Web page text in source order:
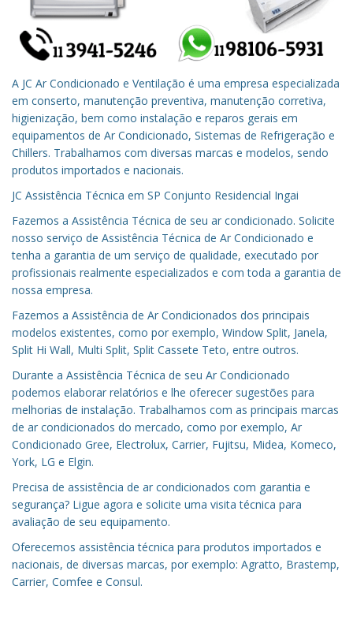
A JC Ar Condicionado e Ventilação é uma empresa especializada
em conserto, manutenção preventiva, manutenção corretiva,
higienização, bem como instalação e reparos gerais em
equipamentos de Ar Condicionado, Sistemas de Refrigeração e
Chillers. Trabalhamos com diversas marcas e modelos, sendo
produtos importados e nacionais.
JC Assistência Técnica em SP Conjunto Residencial Ingai
Fazemos a Assistência Técnica de seu ar condicionado. Solicite
nosso serviço de Assistência Técnica de Ar Condicionado e
tenha a garantia de um serviço de qualidade, executado por
profissionais realmente especializados e com toda a garantia de
nossa empresa.
Fazemos a Assistência de Ar Condicionados dos principais
modelos existentes, como por exemplo, Window Split, Janela,
Split Hi Wall, Multi Split, Split Cassete Teto, entre outros.
Durante a Assistência Técnica de seu Ar Condicionado
podemos elaborar relatórios e lhe oferecer sugestões para
melhorias de instalação. Trabalhamos com as principais marcas
de ar condicionados do mercado, como por exemplo, Ar
Condicionado Gree, Electrolux, Carrier, Fujitsu, Midea, Komeco,
York, LG e Elgin.
Precisa de assistência de ar condicionados com garantia e
segurança? Ligue agora e solicite uma visita técnica para
avaliação de seu equipamento.
Oferecemos assistência técnica para produtos importados e
nacionais, de diversas marcas, por exemplo: Agratto, Brastemp,
Carrier, Comfee e Consul.